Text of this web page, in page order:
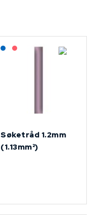
Lagerført: NEK Kabel
På forespørsel
Søketråd 1.2mm
(1.13mm²)